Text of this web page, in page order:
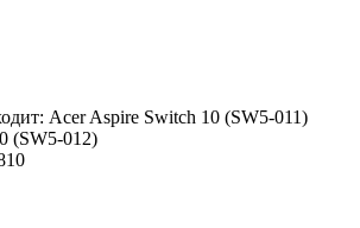
Acer Aspire Switch 10 (SW5-011)
(SW5-012)